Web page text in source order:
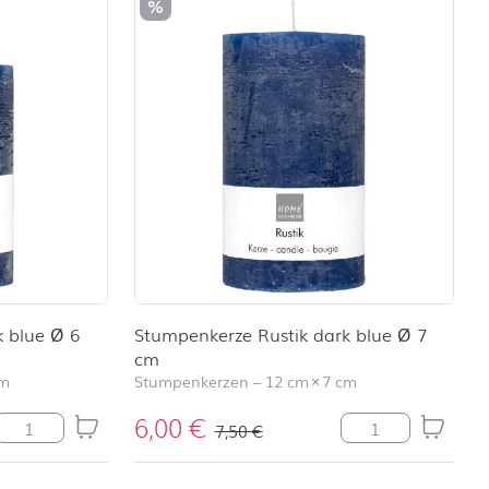
blue Ø 6
Rustik dark blue Ø 6 cm Menge
%
Stumpenkerze Rustik dark blue Ø 7
cm
Stumpenkerzen – 12 cm×7 cm
6,00€ 7,50€ Stumpenkerze